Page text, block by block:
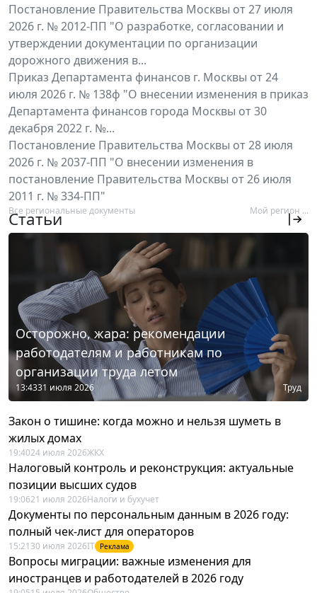
Постановление Правительства Москвы от 27 июля
2026 г. № 2012-ПП "О разработке, согласовании и
утверждении документации по организации
дорожного движения в...
Приказ Департамента финансов г. Москвы от 24
июля 2026 г. № 138ф "О внесении изменения в приказ
Департамента финансов города Москвы от 30
декабря 2022 г. №...
Постановление Правительства Москвы от 28 июля
2026 г. № 2037-ПП "О внесении изменения в
постановление Правительства Москвы от 26 июля
2011 г. № 334-ПП"
Все региональные документы Мой регион ...
Статьи
Осторожно, жара: рекомендации
работодателям и работникам по
организации труда летом
13:4331 июля 2026 Труд
Закон о тишине: когда можно и нельзя шуметь в
жилых домах
19:4024 июля 2026ЖКХ
Налоговый контроль и реконструкция: актуальные
позиции высших судов
19:0621 июля 2026Налоги и бухучет
Документы по персональным данным в 2026 году:
полный чек-лист для операторов
15:21 30 июля 2026IT Реклама
Вопросы миграции: важные изменения для
иностранцев и работодателей в 2026 году